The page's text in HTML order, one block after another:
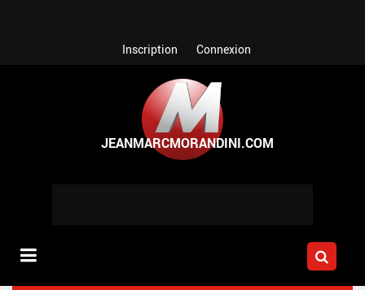
Inscription Connexion